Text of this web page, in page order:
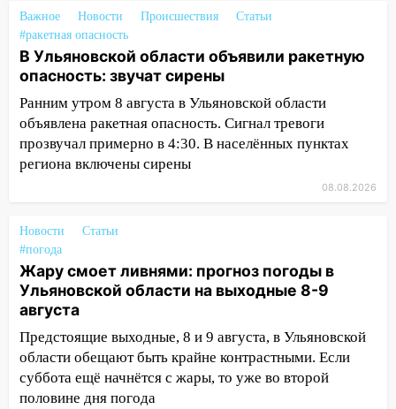
ремонтируют дороги, ставят остановки
и проводят новое освещение
16:35 В Ульяновске установили ещё
девять бункеров для крупногабаритного
мусора
16:26 В Ульяновске бесплатно покажут
матч «Волги» под открытым небом
В Ульяновском госуниверситете
цифровой ПЦР
15:47
Ульяновцы могут вернуть деньги
за абонементы закрывшегося фитнес-
клуба «Рекорд-Fitness»
15:34 После вмешательства
прокуратуры в селах Ульяновской
области привели в порядок детские
площадки
Важное Новости Происшествия
Статьи
#ракетная опасность
В Ульяновской области объявили ракетную
опасность: звучат сирены
Ранним утром 8 августа в Ульяновской области
объявлена ракетная опасность. Сигнал тревоги
прозвучал примерно в 4:30. В населённых пунктах
региона включены сирены
08.08.2026
Новости
Статьи
#погода
Жару смоет ливнями: прогноз погоды в
Ульяновской области на выходные 8-9
августа
Предстоящие выходные, 8 и 9 августа, в Ульяновской
области обещают быть крайне контрастными. Если
суббота ещё начнётся с жары, то уже во второй
половине дня погода